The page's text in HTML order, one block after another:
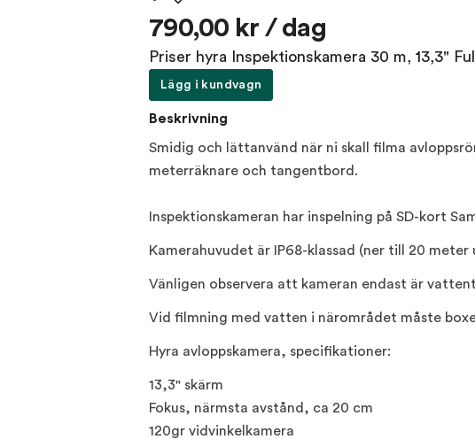
790,00 kr / dag
Priser hyra Inspektionskamera 30 m, 13,3"
Lägg i kundvagn
Beskrivning
Smidig och lättanvänd när ni skall filma
meterräknare och tangentbord.
Inspektionskameran har inspelning på SD-kort
Kamerahuvudet är IP68-klassad (ner till 20 meter
Vänligen observera att kameran endast är
Vid filmning med vatten i närområdet måste
Hyra avloppskamera, specifikationer:
13,3" skärm
Fokus, närmsta avstånd, ca 20 cm
120gr vidvinkelkamera